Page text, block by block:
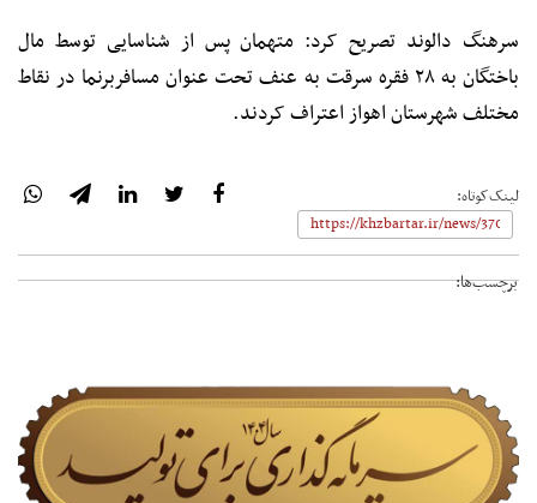
سرهنگ دالوند تصریح کرد: متهمان پس از شناسایی توسط مال
باختگان به ۲۸ فقره سرقت به عنف تحت عنوان مسافربرنما در نقاط
مختلف شهرستان اهواز اعتراف کردند.
لینک‌کوتاه:
برچسب‌ها: